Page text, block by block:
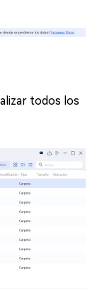
todos los